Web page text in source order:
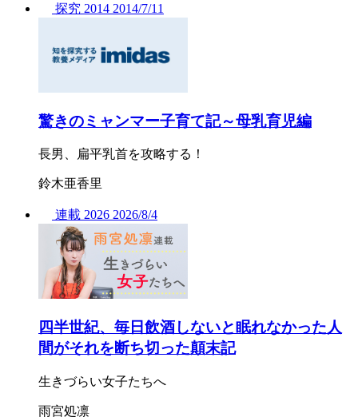
探究 2014 2014/7/11
驚きのミャンマー子育て記～母乳育児編
長男、扁平乳首を攻略する！
鈴木亜香里
連載 2026 2026/8/4
四半世紀、毎日飲酒しないと眠れなかった人
間がそれを断ち切った顛末記
生きづらい女子たちへ
雨宮処凛